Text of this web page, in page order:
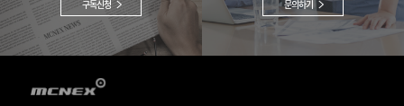
구독신청 문의하기